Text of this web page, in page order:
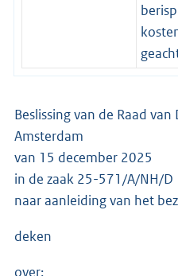
Beslissing van de Raad
Amsterdam
van 15 december 2025
in de zaak 25-571/A/NH/D
naar aanleiding van het
deken
over: